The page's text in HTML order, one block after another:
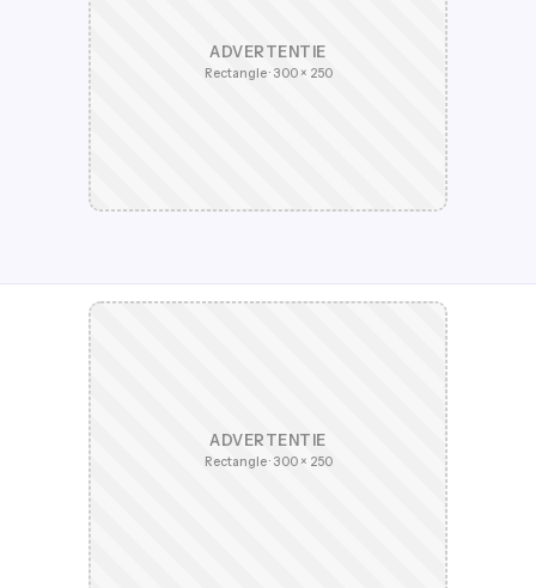
ADVERTENTIE
Rectangle · 300 × 250
ADVERTENTIE
Rectangle · 300 × 250